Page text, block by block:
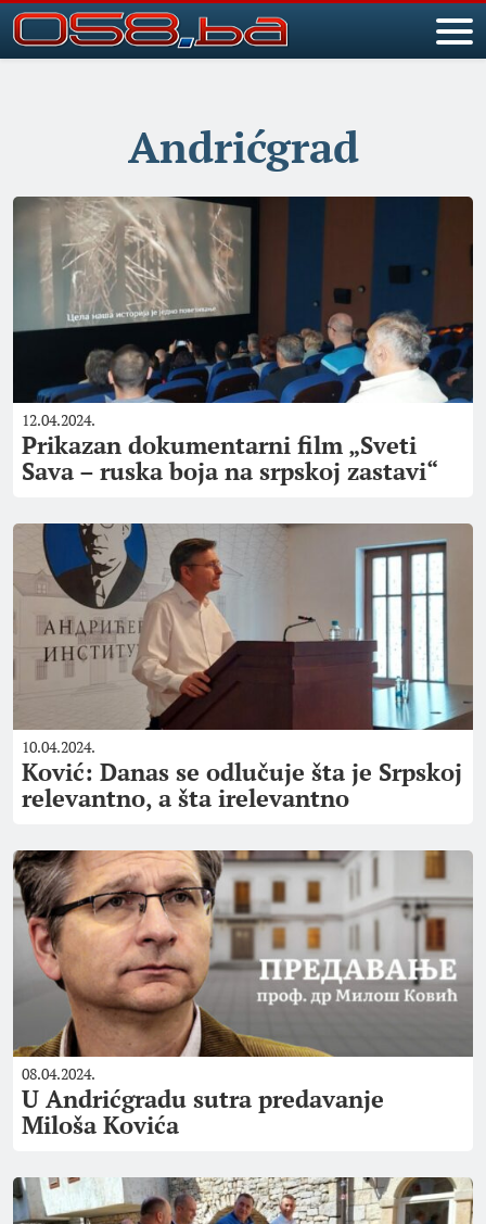
Andrićgrad
12.04.2024.
Prikazan dokumentarni film „Sveti
Sava – ruska boja na srpskoj zastavi“
10.04.2024.
Ković: Danas se odlučuje šta je Srpskoj
relevantno, a šta irelevantno
08.04.2024.
U Andrićgradu sutra predavanje
Miloša Kovića